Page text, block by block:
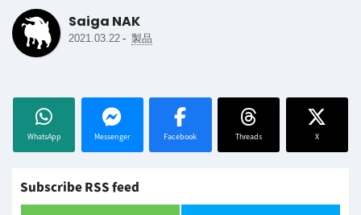
Saiga NAK
2021.03.22 - 製品
WhatsApp Messenger Facebook Threads X
Subscribe RSS feed